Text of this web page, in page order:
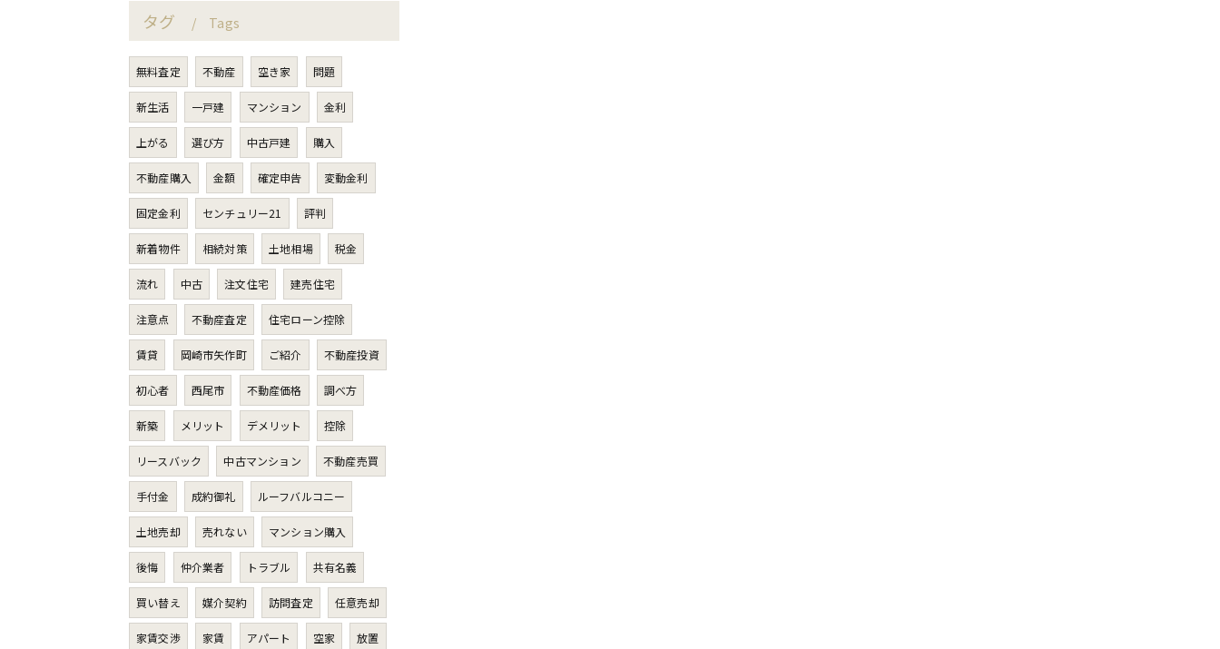
タグ Tags
無料査定 不動産 空き家 問題
新生活 一戸建 マンション 金利
上がる 選び方 中古戸建 購入
不動産購入 金額 確定申告 変動金利
固定金利 センチュリー21 評判
新着物件 相続対策 土地相場 税金
流れ 中古 注文住宅 建売住宅
注意点 不動産査定 住宅ローン控除
賃貸 岡崎市矢作町 ご紹介 不動産投資
初心者 西尾市 不動産価格 調べ方
新築 メリット デメリット 控除
リースバック 中古マンション 不動産売買
手付金 成約御礼 ルーフバルコニー
土地売却 売れない マンション購入
後悔 仲介業者 トラブル 共有名義
買い替え 媒介契約 訪問査定 任意売却
家賃交渉 家賃 アパート 空家 放置